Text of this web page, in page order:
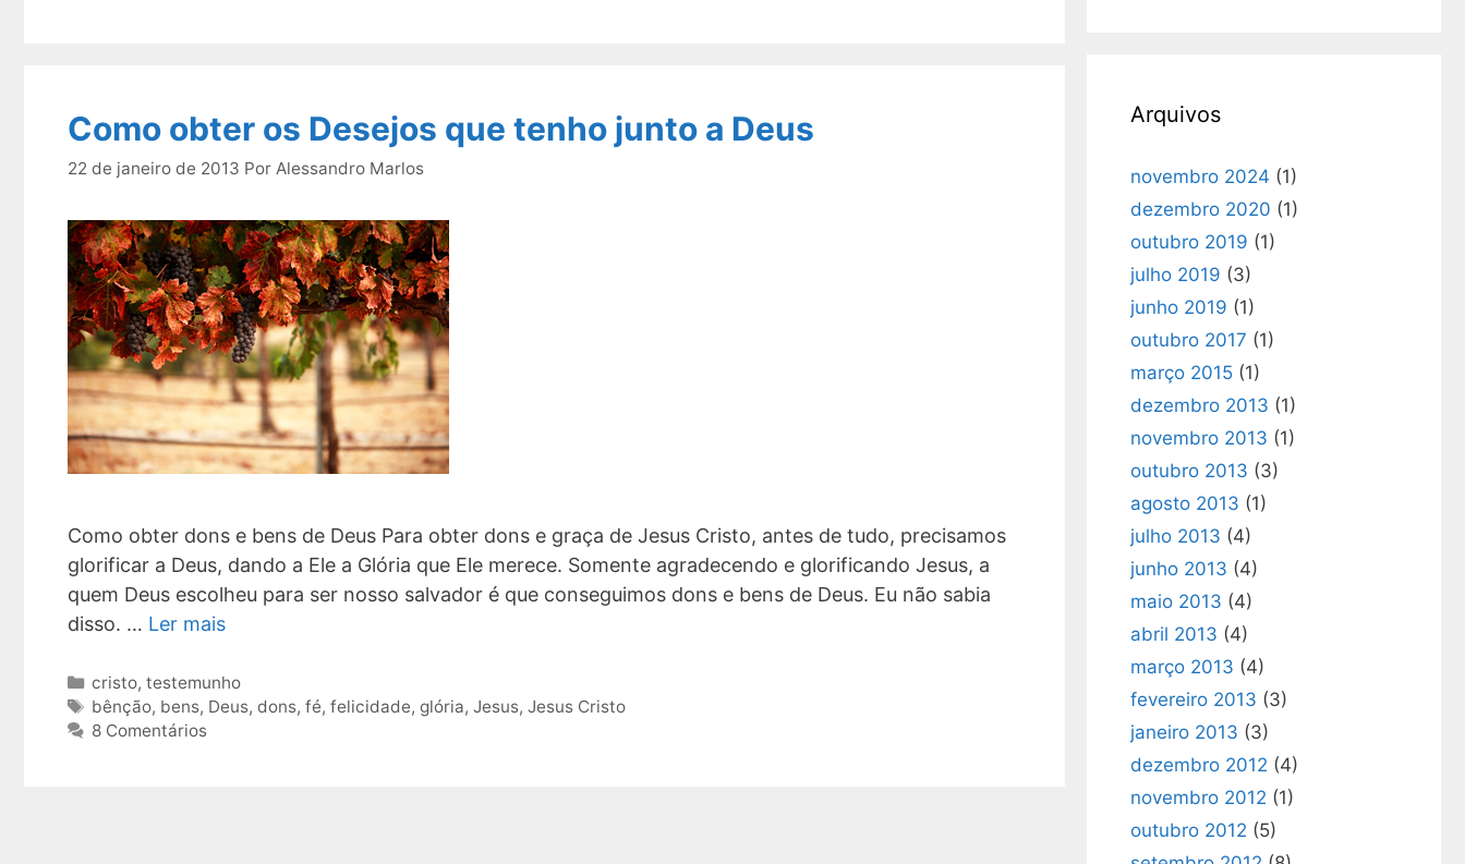
Como obter os Desejos que tenho junto a Deus
22 de janeiro de 2013 Por Alessandro Marlos
Como obter dons e bens de Deus Para obter dons e graça de Jesus Cristo, antes de tudo, precisamos
glorificar a Deus, dando a Ele a Glória que Ele merece. Somente agradecendo e glorificando Jesus, a
quem Deus escolheu para ser nosso salvador é que conseguimos dons e bens de Deus. Eu não sabia
disso. … Ler mais
Categorias
cristo,testemunho
Tags
bênção, bens, Deus,dons,fé,felicidade,glória,Jesus,Jesus Cristo
8 Comentários
Arquivos
novembro 2024 (1)
dezembro 2020 (1)
outubro 2019 (1)
julho 2019 (3)
junho 2019 (1)
outubro 2017 (1)
março 2015 (1)
dezembro 2013 (1)
novembro 2013 (1)
outubro 2013 (3)
agosto 2013 (1)
julho 2013 (4)
junho 2013 (4)
maio 2013 (4)
abril 2013 (4)
março 2013 (4)
fevereiro 2013 (3)
janeiro 2013 (3)
dezembro 2012 (4)
novembro 2012 (1)
outubro 2012 (5)